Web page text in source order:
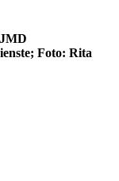
Foto: Rita